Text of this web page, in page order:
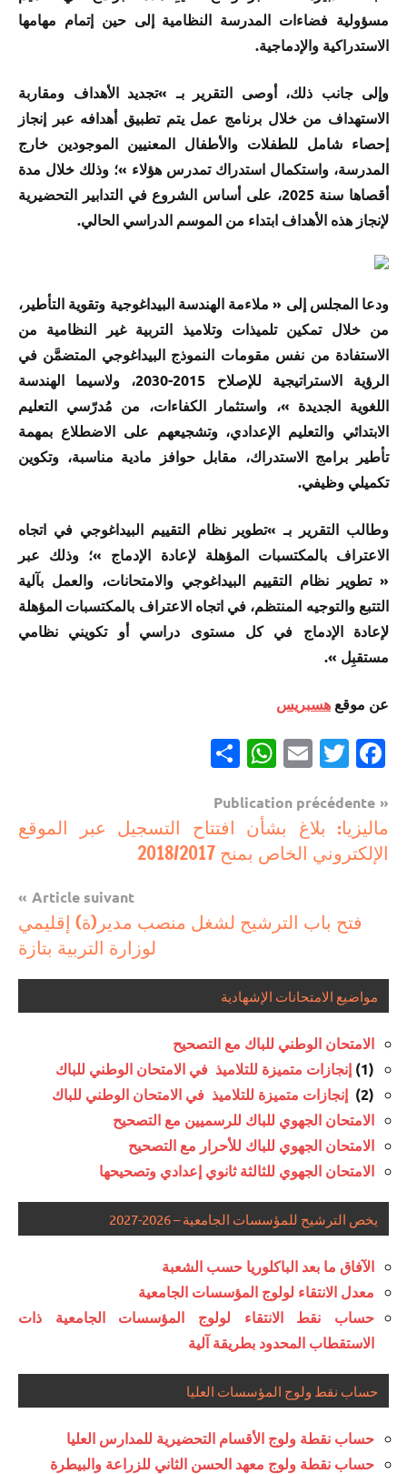
مسؤولية فضاءات المدرسة النظامية إلى حين إتمام مهامها
الاستدراكية والإدماجية.
وإلى جانب ذلك، أوصى التقرير بـ »تجديد الأهداف ومقاربة
الاستهداف من خلال برنامج عمل يتم تطبيق أهدافه عبر إنجاز
إحصاء شامل للطفلات والأطفال المعنيين الموجودين خارج
المدرسة، واستكمال استدراك تمدرس هؤلاء »؛ وذلك خلال مدة
أقصاها سنة 2025، على أساس الشروع في التدابير التحضيرية
لإنجاز هذه الأهداف ابتداء من الموسم الدراسي الحالي.
ودعا المجلس إلى « ملاءمة الهندسة البيداغوجية وتقوية التأطير،
من خلال تمكين تلميذات وتلاميذ التربية غير النظامية من
الاستفادة من نفس مقومات النموذج البيداغوجي المتضمَّن في
الرؤية الاستراتيجية للإصلاح 2015-2030، ولاسيما الهندسة
اللغوية الجديدة »، واستثمار الكفاءات، من مُدرّسي التعليم
الابتدائي والتعليم الإعدادي، وتشجيعهم على الاضطلاع بمهمة
تأطير برامج الاستدراك، مقابل حوافز مادية مناسبة، وتكوين
تكميلي وظيفي.
وطالب التقرير بـ »تطوير نظام التقييم البيداغوجي في اتجاه
الاعتراف بالمكتسبات المؤهلة لإعادة الإدماج »؛ وذلك عبر
« تطوير نظام التقييم البيداغوجي والامتحانات، والعمل بآلية
التتبع والتوجيه المنتظم، في اتجاه الاعتراف بالمكتسبات المؤهلة
لإعادة الإدماج في كل مستوى دراسي أو تكويني نظامي
مستقبِل ».
عن موقع هسبريس
Facebook
Twitter
Email
WhatsApp
مستجدات
تربوية
Navigation
de
l’article
Publication précédente
ماليزيا: بلاغ بشأن افتتاح التسجيل عبر الموقع
الإلكتروني الخاص بمنح 2018/2017
Article suivant
فتح باب الترشيح لشغل منصب مدير(ة) إقليمي
لوزارة التربية بتازة
مواضيع الامتحانات الإشهادية
الامتحان الوطني للباك مع التصحيح
(1)
إنجازات متميزة للتلاميذ في الامتحان الوطني للباك
(2)
إنجازات متميزة للتلاميذ في الامتحان الوطني للباك
الامتحان الجهوي للباك للرسميين مع التصحيح
الامتحان الجهوي للباك للأحرار مع التصحيح
الامتحان الجهوي للثالثة ثانوي إعدادي وتصحيحها
يخص الترشيح للمؤسسات الجامعية – 2026-2027
الآفاق ما بعد الباكلوريا حسب الشعبة
معدل الانتقاء لولوج المؤسسات الجامعية
حساب نقط الانتقاء لولوج المؤسسات الجامعية ذات
الاستقطاب المحدود بطريقة آلية
حساب نقط ولوج المؤسسات العليا
حساب نقطة ولوج الأقسام التحضيرية للمدارس العليا
حساب نقطة ولوج معهد الحسن الثاني للزراعة والبيطرة